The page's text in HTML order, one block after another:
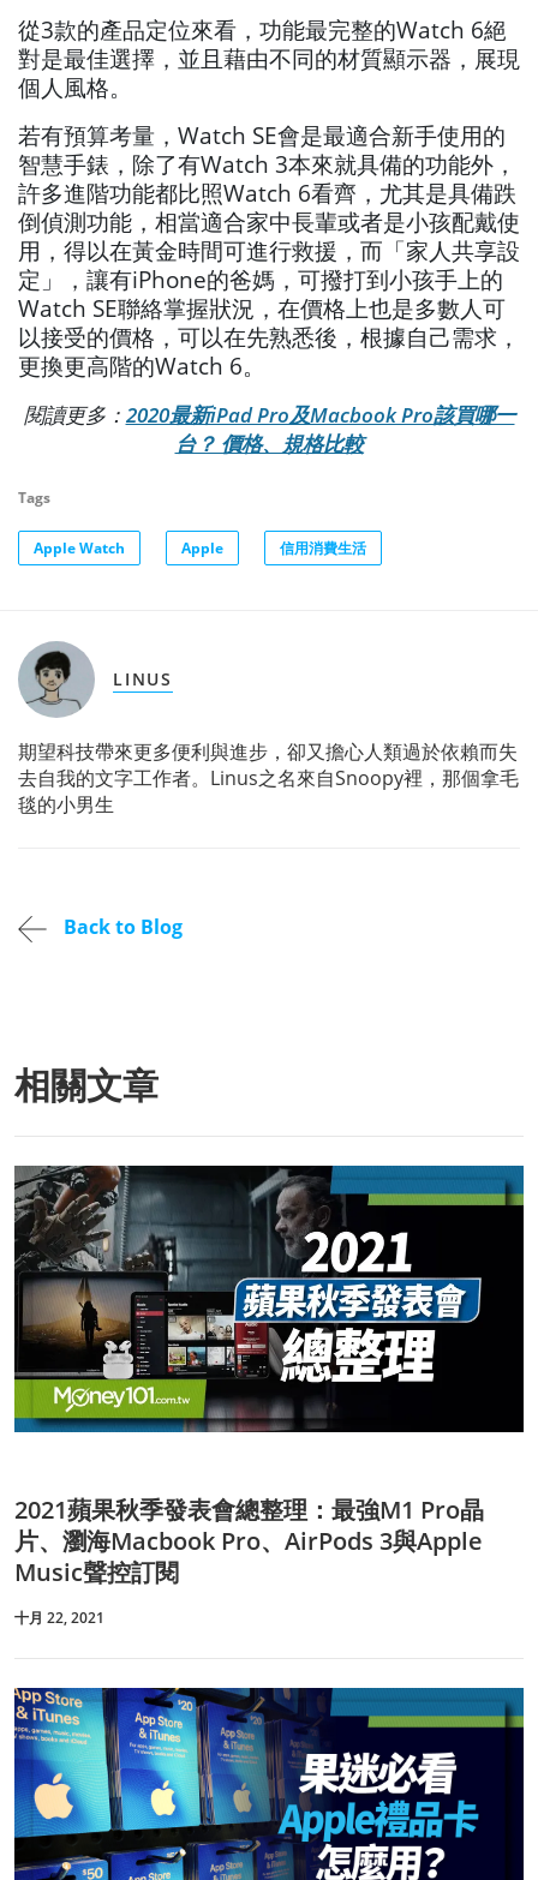
從3款的產品定位來看，功能最完整的Watch 6絕
對是最佳選擇，並且藉由不同的材質顯示器，展現
個人風格。
若有預算考量，Watch SE會是最適合新手使用的
智慧手錶，除了有Watch 3本來就具備的功能外，
許多進階功能都比照Watch 6看齊，尤其是具備跌
倒偵測功能，相當適合家中長輩或者是小孩配戴使
用，得以在黃金時間可進行救援，而「家人共享設
定」，讓有iPhone的爸媽，可撥打到小孩手上的
Watch SE聯絡掌握狀況，在價格上也是多數人可
以接受的價格，可以在先熟悉後，根據自己需求，
更換更高階的Watch 6。
閱讀更多： 2020最新iPad Pro及Macbook Pro該買哪一
台？ 價格、規格比較
Tags
Apple Watch Apple 信用消費生活
LINUS
期望科技帶來更多便利與進步，卻又擔心人類過於依賴而失
去自我的文字工作者。Linus之名來自Snoopy裡，那個拿毛
毯的小男生
Back to Blog
相關文章
2021蘋果秋季發表會總整理：最強M1 Pro晶
片、瀏海Macbook Pro、AirPods 3與Apple
Music聲控訂閱
十月 22, 2021